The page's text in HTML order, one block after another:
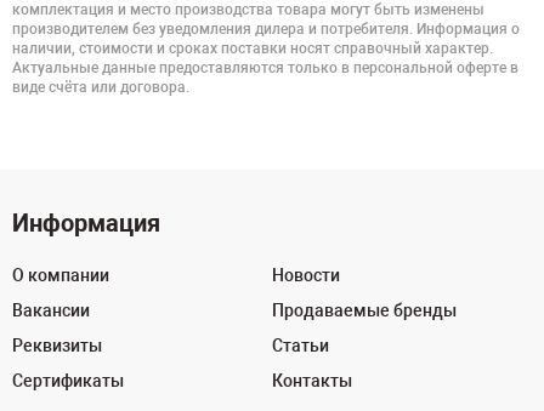
комплектация и место производства товара могут быть изменены
производителем без уведомления дилера и потребителя. Информация о
наличии, стоимости и сроках поставки носят справочный характер.
Актуальные данные предоставляются только в персональной оферте в
виде счёта или договора.
Информация
О компании
Вакансии
Реквизиты
Сертификаты
Новости
Продаваемые бренды
Статьи
Контакты